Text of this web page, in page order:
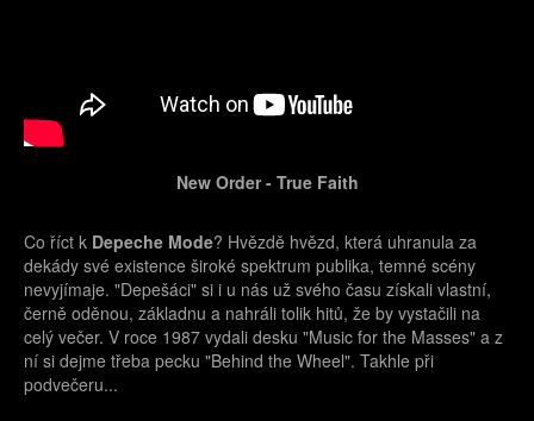
New Order - True Faith
Co říct k Depeche Mode? Hvězdě hvězd, která uhranula za
dekády své existence široké spektrum publika, temné scény
nevyjímaje. "Depešáci" si i u nás už svého času získali vlastní,
černě oděnou, základnu a nahráli tolik hitů, že by vystačili na
celý večer. V roce 1987 vydali desku "Music for the Masses" a z
ní si dejme třeba pecku "Behind the Wheel". Takhle při
podvečeru...